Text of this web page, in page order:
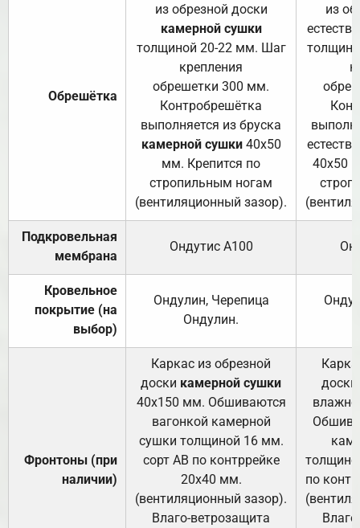
Обрешётка
из обрезной доски
камерной сушки
толщиной 20-22 мм. Шаг
крепления
обрешетки 300 мм.
Контробрешётка
выполняется из бруска
камерной сушки40х50
мм. Крепится по
стропильным ногам
(вентиляционный зазор).
из
40х50
Подкровельная
мембрана
Ондутис А100
Кровельное
покрытие (на
выбор)
Ондулин, Черепица
Ондулин.
Фронтоны (при
наличии)
Каркас из обрезной
доски камерной сушки
40х150 мм. Обшиваются
вагонкой камерной
сушки толщиной 16 мм.
сорт АВ по контррейке
20х40 мм.
(вентиляционный зазор).
Влаго-ветрозащита
доски
по